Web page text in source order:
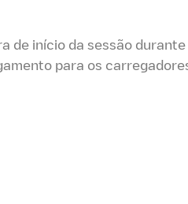
início da sessão
para os